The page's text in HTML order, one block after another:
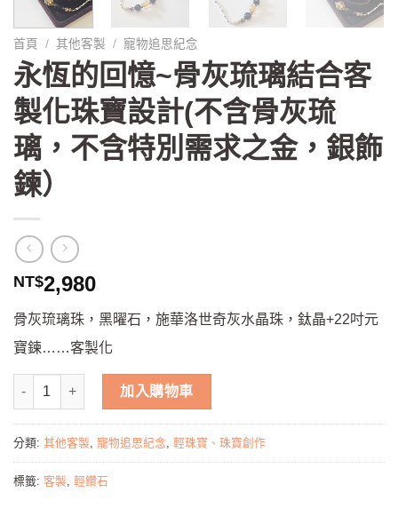
首頁 / 其他客製 / 寵物追思紀念
永恆的回憶~骨灰琉璃結合客
製化珠寶設計(不含骨灰琉
璃，不含特別需求之金，銀飾
鍊）
NT$2,980
骨灰琉璃珠，黑曜石，施華洛世奇灰水晶珠，鈦晶+22吋元
寶鍊……客製化
加入購物車
分類: 其他客製 寵物追思紀念 輕珠寶、珠寶創作
標籤: 客製 輕鑽石